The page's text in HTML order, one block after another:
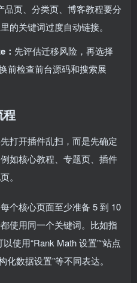
品页、分类页、博客教程要分
的关键词过度自动链接。
先评估迁移风险，再选择
前检查前台源码和搜索展
程
打开插件乱扫，而是先确定
如核心教程、专题页、插件
。
个核心页面至少准备 5 到 10
使用同一个关键词。比如指
使用“Rank Math 设置”“站点
化数据设置”等不同表达。